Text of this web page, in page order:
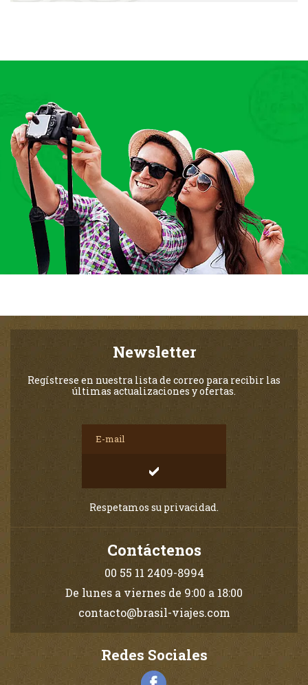
Newsletter
Regístrese en nuestra lista de correo para recibir las
últimas actualizaciones y ofertas.
Respetamos su privacidad.
Contáctenos
00 55 11 2409-8994
De lunes a viernes de 9:00 a 18:00
contacto@brasil-viajes.com
Redes Sociales